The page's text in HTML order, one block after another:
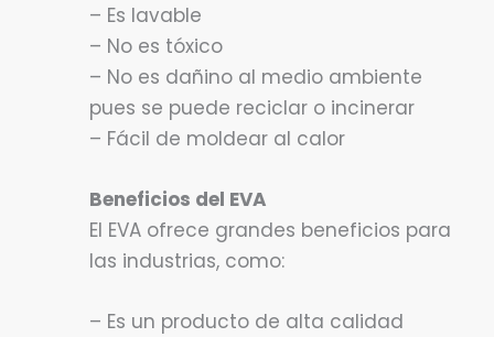
– Es lavable
– No es tóxico
– No es dañino al medio ambiente
pues se puede reciclar o incinerar
– Fácil de moldear al calor
Beneficios del EVA
El EVA ofrece grandes beneficios para
las industrias, como:
– Es un producto de alta calidad